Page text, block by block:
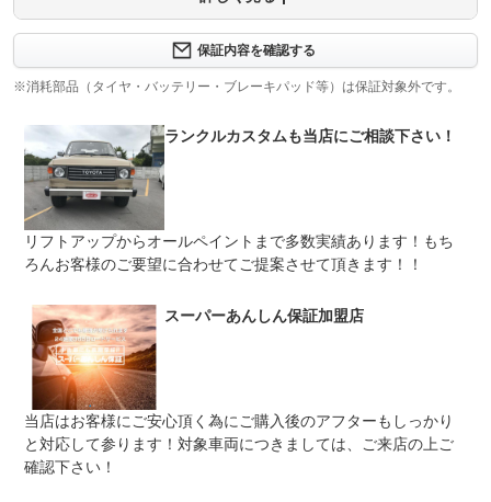
上限金額
保証修理
受付先
-
法定整備 整備無 車両状態については販売店にご確認ください
法定整備
保証内容を確認する
※消耗部品（タイヤ・バッテリー・ブレーキパッド等）は保証対象外です。
ランクルカスタムも当店にご相談下さい！
リフトアップからオールペイントまで多数実績あります！もち
ろんお客様のご要望に合わせてご提案させて頂きます！！
スーパーあんしん保証加盟店
当店はお客様にご安心頂く為にご購入後のアフターもしっかり
と対応して参ります！対象車両につきましては、ご来店の上ご
確認下さい！